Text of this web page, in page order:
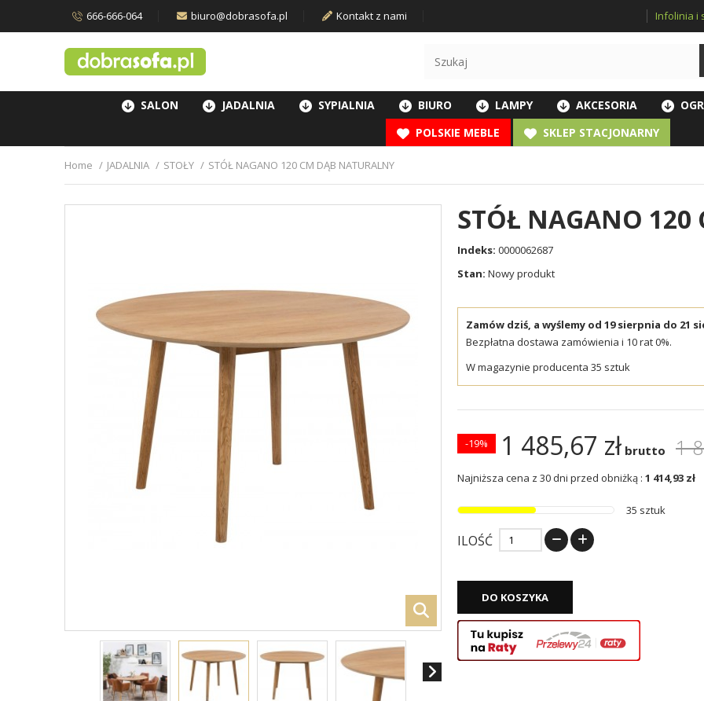
666-666-064 biuro@dobrasofa.pl Kontakt z nami Infolinia i
SALON JADALNIA SYPIALNIA BIURO LAMPY AKCESORIA
POLSKIE MEBLE
SKLEP STACJONARNY
Home JADALNIA STOŁY STÓŁ NAGANO 120 CM DĄB NATURALNY
STÓŁ NAGANO
Indeks: 0000062687
Stan: Nowy produkt
Zamów dziś, a wyślemy od 19 sierpnia do 21
Bezpłatna dostawa zamówienia i 10 rat 0%.
W magazynie producenta 35 sztuk
1 485,67 zł brutto 1
-19%
Najniższa cena z 30 dni przed obniżką : 1 414,93 zł
35 sztuk
ILOŚĆ
DO KOSZYKA